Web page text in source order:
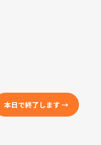
本日で終了します→